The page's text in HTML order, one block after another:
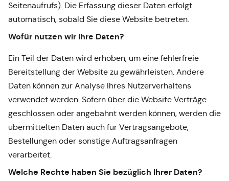
Seitenaufrufs). Die Erfassung dieser Daten erfolgt
automatisch, sobald Sie diese Website betreten.
Wofür nutzen wir Ihre Daten?
Ein Teil der Daten wird erhoben, um eine fehlerfreie
Bereitstellung der Website zu gewährleisten. Andere
Daten können zur Analyse Ihres Nutzerverhaltens
verwendet werden. Sofern über die Website Verträge
geschlossen oder angebahnt werden können, werden die
übermittelten Daten auch für Vertragsangebote,
Bestellungen oder sonstige Auftragsanfragen
verarbeitet.
Welche Rechte haben Sie bezüglich Ihrer Daten?